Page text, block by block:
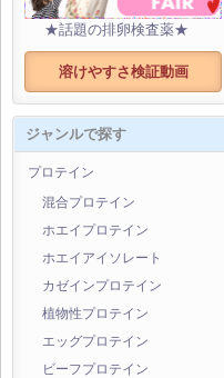
★話題の排卵検査薬★
溶けやすさ検証動画
ジャンルで探す
プロテイン
混合プロテイン
ホエイプロテイン
ホエイアイソレート
カゼインプロテイン
植物性プロテイン
エッグプロテイン
ビーフプロテイン